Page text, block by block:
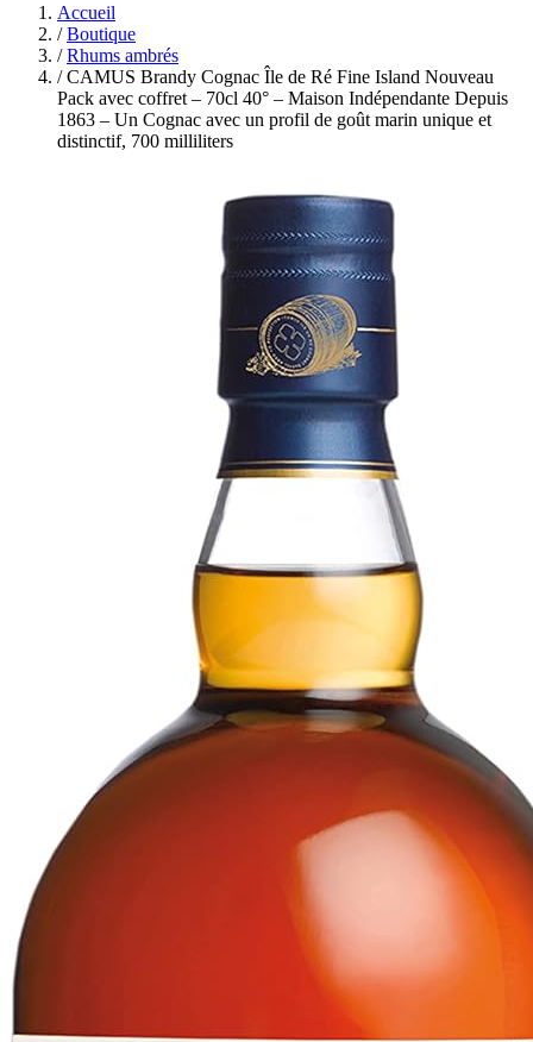
Accueil
/ Boutique
/ Rhums ambrés
/ CAMUS Brandy Cognac Île de Ré Fine Island Nouveau
Pack avec coffret – 70cl 40° – Maison Indépendante Depuis
1863 – Un Cognac avec un profil de goût marin unique et
distinctif, 700 milliliters